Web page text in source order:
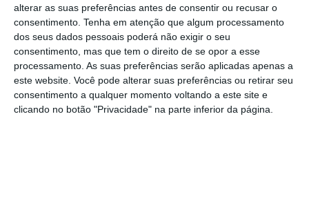
alterar as suas preferências antes de consentir ou recusar o
consentimento. Tenha em atenção que algum processamento
dos seus dados pessoais poderá não exigir o seu
consentimento, mas que tem o direito de se opor a esse
processamento. As suas preferências serão aplicadas apenas a
este website. Você pode alterar suas preferências ou retirar seu
consentimento a qualquer momento voltando a este site e
clicando no botão "Privacidade" na parte inferior da página.
aprofundada dos dados: a empresa detém
atualmente 100 milhões de dados apenas
para Nova Iorque, cobrindo os preços de 600
hotéis e abrangendo um período de 12
meses. Desde a sua fundação, em 2007, a
empresa acumulou biliões de dados para as